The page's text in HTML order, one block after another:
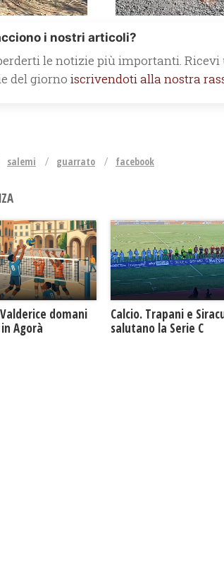
i nostri articoli?
le notizie più importanti. Ricevi
del giorno iscrivendoti alla nostra
salemi guarrato facebook
domani
Agorà
Calcio. Trapani e
salutano la Serie C